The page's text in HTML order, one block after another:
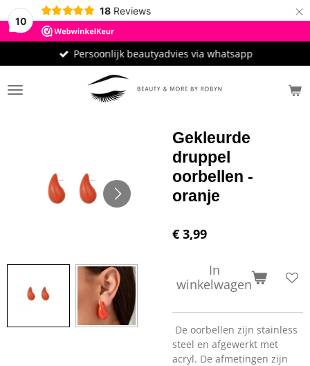
10
18 Reviews ×
Persoonlijk beautyadvies via whatsapp
Gekleurde
druppel
oorbellen -
oranje
€ 3,99
In
winkelwagen
De oorbellen zijn stainless
steel en afgewerkt met
acryl. De afmetingen zijn